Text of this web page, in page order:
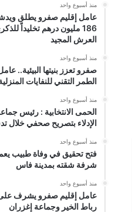
منذ أسبوع واحد
عامل إقليم صفرو يطلق
186 مليون درهم تخليداً
العرش المجيد
منذ أسبوع واحد
صفرو تعزز بنيتها البيئية..
الطمر التقني للنفايات
منذ أسبوع واحد
الحمى الانتخابية : رئيس
الإدلاء بتصريح صحفي
منذ أسبوع واحد
فتح تحقيق في وفاة طبيب
شرفة شقته بمدينة فاس
منذ أسبوع واحد
عامل إقليم صفرو يشرف على
رباط الخير وجماعة إغزران